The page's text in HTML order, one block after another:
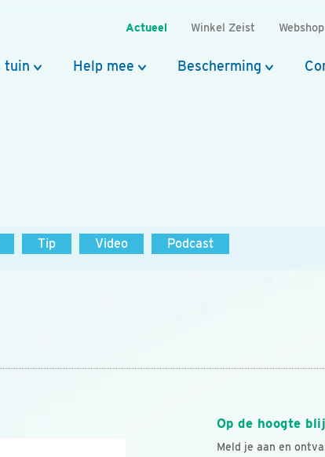
Actueel Winkel Zeist Webshop
tuin Help mee Bescherming
Tip Video Podcast
Op de hoogte
Meld je aan en